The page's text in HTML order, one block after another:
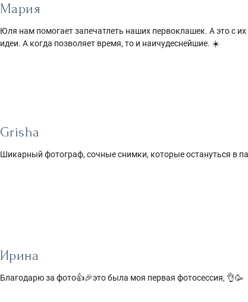
Мария
Юля нам помогает запечатлеть наших первоклашек. А это с
идеи. А когда позволяет время, то и наичудеснейшие. ☀️
Grisha
Шикарный фотограф, сочные снимки, которые остануться в
Ирина
Благодарю за фото👍🎉это была моя первая фотосессия, 👌🥳